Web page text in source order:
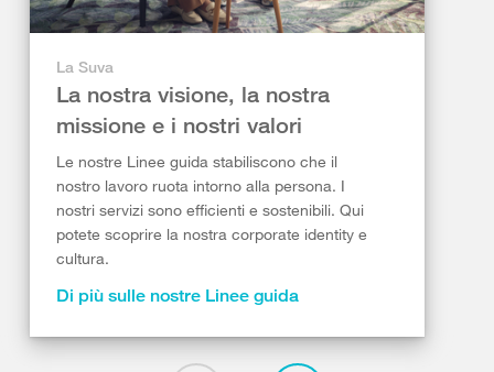
La Suva
La nostra visione, la nostra
missione e i nostri valori
Le nostre Linee guida stabiliscono che il
nostro lavoro ruota intorno alla persona. I
nostri servizi sono efficienti e sostenibili. Qui
potete scoprire la nostra corporate identity e
cultura.
Di più sulle nostre Linee guida